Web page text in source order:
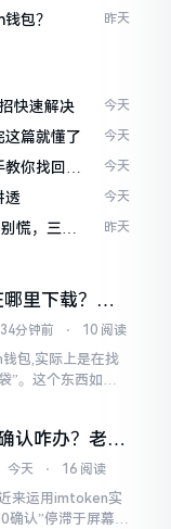
包？ 昨天
快速解决 今天
篇就懂了 今天
你找回资
今天
透 今天
慌，三步
昨天
里下载？老
34分钟前 ⋅ 10 阅读
包,实际上是在找
”。这个东西如今
认咋办？老手
决
今天 ⋅ 16 阅读
来运用imtoken实
确认”停滞于屏幕之